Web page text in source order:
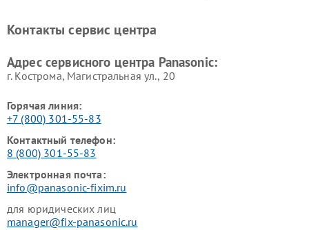
панелей Panasonic
Контакты сервис центра
Адрес сервисного центра Panasonic:
г. Кострома, Магистральная ул., 20
Горячая линия:
+7 (800) 301-55-83
Контактный телефон:
8 (800) 301-55-83
Электронная почта:
info@panasonic-fixim.ru
для юридических лиц
manager@fix-panasonic.ru